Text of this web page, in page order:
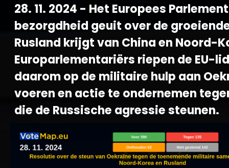
28. 11. 2024 - Het Europees
bezorgdheid geuit over de
Rusland krijgt van China en Noord-
Europarlementariërs riepen de EU-
daarom op de militaire hulp aan
voeren en actie te ondernemen
die de Russische agressie steunen.